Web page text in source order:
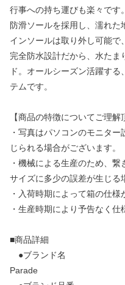
行事への持ち運びも楽々です。
防滑ソールを採用し、濡れた
インソールは取り外し可能で
完全防水設計だから、水たま
ド。オールシーズン活躍す
テムです。
【商品の特徴についてご理解
・写真はパソコンのモニタ
じられる場合がございます。
・機械による生産のため、
サイズに多少の誤差が生じる
・入荷時期によって箱の仕様
・生産時期により予告なく仕
■商品詳細
●ブランド名
Parade